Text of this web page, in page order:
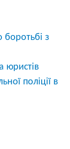
боротьбі з
юристів
поліції в